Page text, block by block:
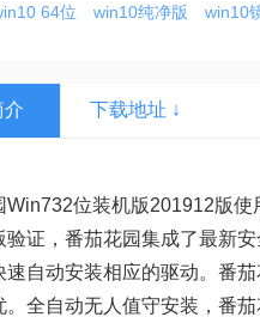
64位 win10纯净版 win10
介 下载地址 ↓
Win732位装机版201912版使
证， 番茄花园集成了最新
自动安装相应的驱动。 番茄
。全自动无人值守安装， 番茄